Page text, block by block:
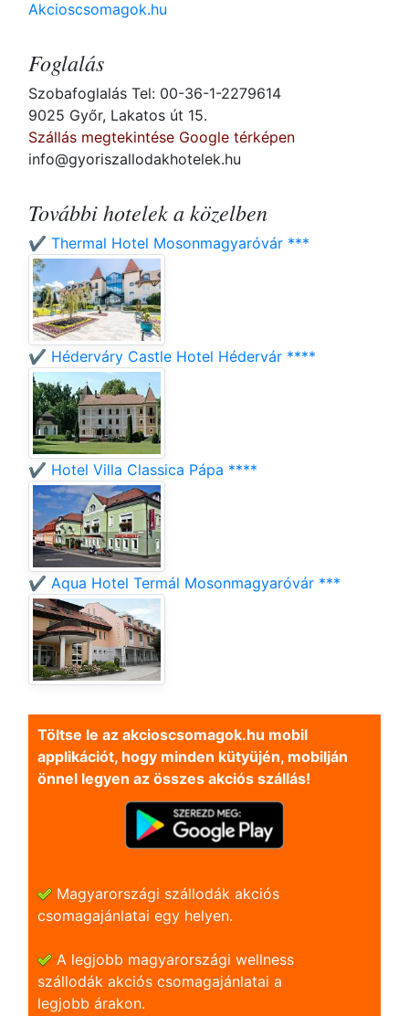
Akcioscsomagok.hu
Foglalás
Szobafoglalás Tel: 00-36-1-2279614
9025 Győr, Lakatos út 15.
Szállás megtekintése Google térképen
info@gyoriszallodakhotelek.hu
További hotelek a közelben
✔️ Thermal Hotel Mosonmagyaróvár ***
✔️ Héderváry Castle Hotel Hédervár ****
✔️ Hotel Villa Classica Pápa ****
✔️ Aqua Hotel Termál Mosonmagyaróvár ***
Töltse le az akcioscsomagok.hu mobil
applikációt, hogy minden kütyüjén, mobilján
önnel legyen az összes akciós szállás!
Magyarországi szállodák akciós
csomagajánlatai egy helyen.
A legjobb magyarországi wellness
szállodák akciós csomagajánlatai a
legjobb árakon.